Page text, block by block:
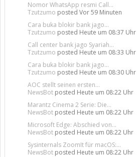
Nomor WhatsApp resmi Call...
Tzutzumo posted Vor 59 Minuten
Cara buka blokir bank jago...
Tzutzumo posted Heute um 08:37 Uhr
Call center bank jago Syariah...
Tzutzumo posted Heute um 08:33 Uhr
Cara buka blokir bank jago...
Tzutzumo posted Heute um 08:30 Uhr
AOC stellt seinen ersten...
NewsBot posted Heute um 08:22 Uhr
Marantz Cinema 2 Serie: Die...
NewsBot posted Heute um 08:22 Uhr
Microsoft Edge: Abschied von...
NewsBot posted Heute um 08:22 Uhr
Sysinternals ZoomIt für macOS:...
NewsBot posted Heute um 08:22 Uhr